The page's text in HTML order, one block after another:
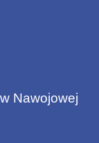
Nawojowej